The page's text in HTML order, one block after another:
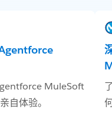
MuleSoft
自体验。